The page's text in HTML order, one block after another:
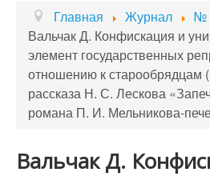
Журнал
Порядок приема и
Издательская этика
Список авторов
Главная Журнал
№
Вальчак Д. Конфискация и
элемент государственных
отношению к старообрядцам
рассказа Н. С. Лескова
романа П. И. Мельникова-
Вальчак Д.